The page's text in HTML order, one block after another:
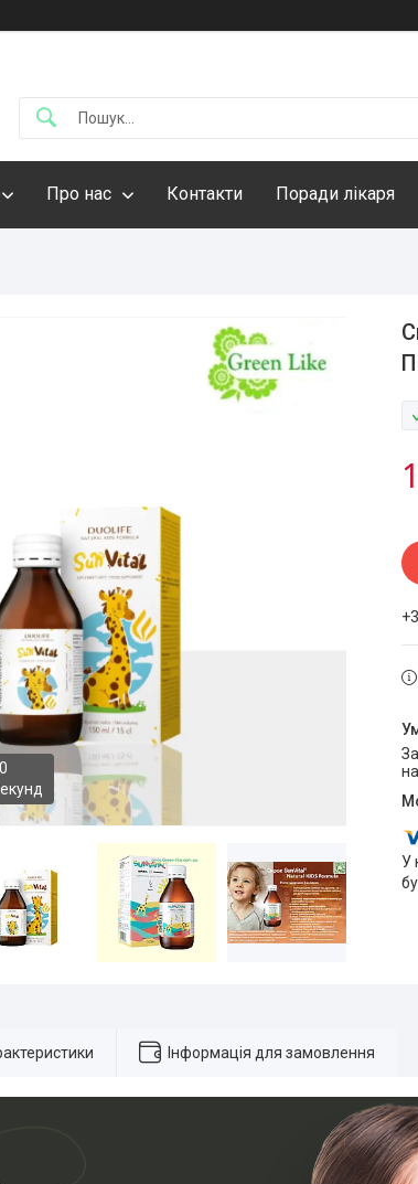
Про нас Контакти Поради лікаря
0
Законом не передбачено повернення та обмін даного товару
У
Інформація для замовлення